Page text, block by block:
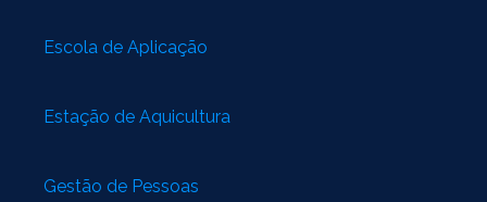
Escola de Aplicação
Estação de Aquicultura
Gestão de Pessoas